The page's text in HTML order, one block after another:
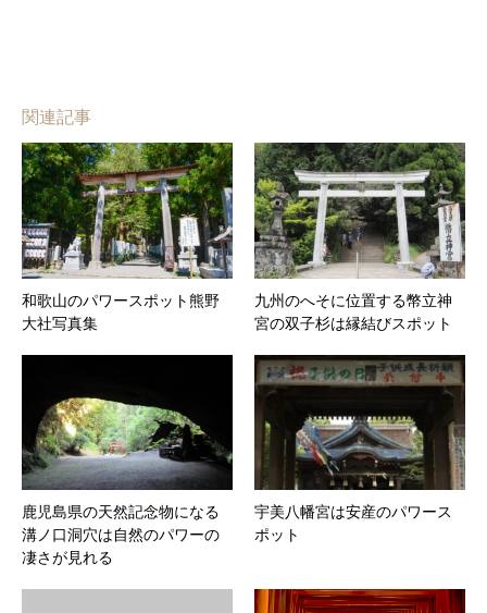
関連記事
和歌山のパワースポット熊野
大社写真集
九州のへそに位置する幣立神
宮の双子杉は縁結びスポット
鹿児島県の天然記念物になる
溝ノ口洞穴は自然のパワーの
凄さが見れる
宇美八幡宮は安産のパワース
ポット